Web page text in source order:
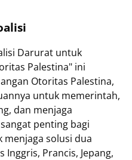
Darurat untuk
Palestina" ini
Otoritas Palestina,
untuk memerintah,
dan menjaga
penting bagi
solusi dua
Prancis, Jepang,